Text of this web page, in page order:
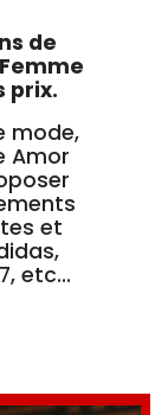
de
prix.
mode,
Amor
et
etc...